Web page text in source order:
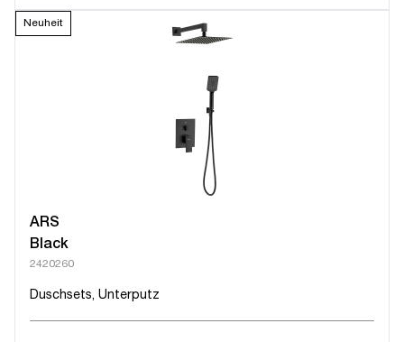
Neuheit
ARS
Black
2420260
Duschsets, Unterputz